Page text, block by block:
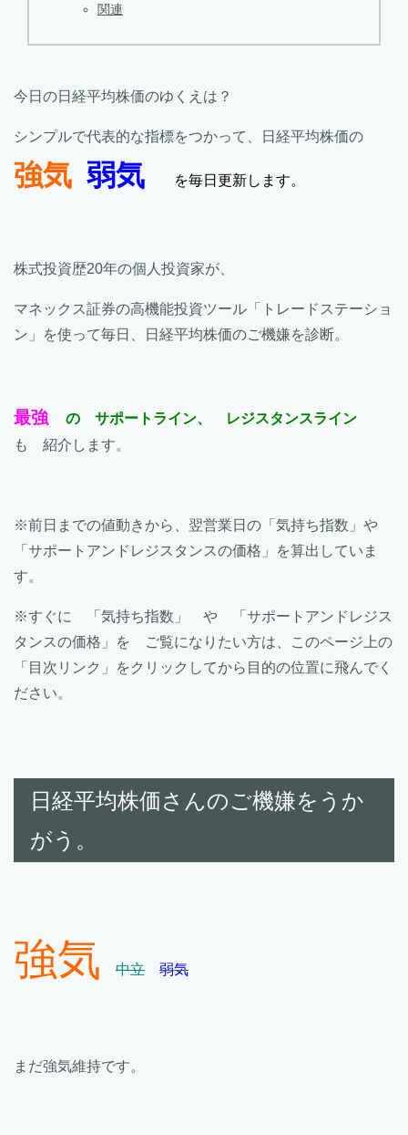
関連
今日の日経平均株価のゆくえは？
シンプルで代表的な指標をつかって、日経平均株価の
強気 弱気 を毎日更新します。
株式投資歴20年の個人投資家が、
マネックス証券の高機能投資ツール「トレードステーショ
ン」を使って毎日、日経平均株価のご機嫌を診断。
最強
の サポートライン、 レジスタンスライン
も 紹介します。
※前日までの値動きから、翌営業日の「気持ち指数」や
「サポートアンドレジスタンスの価格」を算出していま
す。
※すぐに 「気持ち指数」 や 「サポートアンドレジス
タンスの価格」を ご覧になりたい方は、このページ上の
「目次リンク」をクリックしてから目的の位置に飛んでく
ださい。
日経平均株価さんのご機嫌をうか
がう。
強気 中立 弱気
まだ強気維持です。